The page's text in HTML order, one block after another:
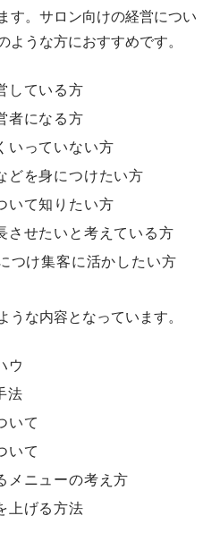
す。サロン向けの経営につい
ような方におすすめです。
している方
者になる方
いっていない方
どを身につけたい方
いて知りたい方
させたいと考えている方
つけ集客に活かしたい方
うな内容となっています。
ウ
法
いて
いて
メニューの考え方
上げる方法